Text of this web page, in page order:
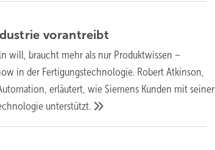
vorantreibt
will, braucht mehr als nur Produktwissen –
in der Fertigungstechnologie. Robert Atkinson,
erläutert, wie Siemens Kunden mit seiner
unterstützt.